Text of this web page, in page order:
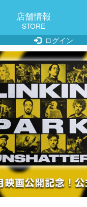
店舗情報
STORE
ログイン